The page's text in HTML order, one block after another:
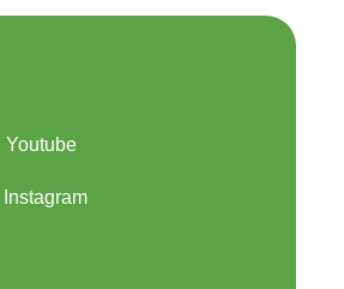
Youtube
Instagram